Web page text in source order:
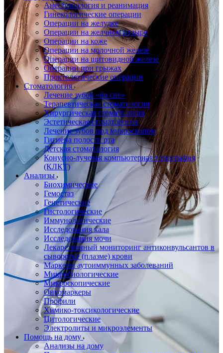
Анестезиология и реанимация
Гинекологические операции
Операции на желудке
Операции на желчном пузыре
Операции на коже
Операции на молочной железе
Операции на щитовидной железе
Операции при грыжах
Проктологические операции
Стоматология
Лечение зубов «во сне»
Терапевтическая стоматология
Хирургическая стоматология
Эстетическая стоматология
Лечение зубов под микроскопом
Гигиена полости рта
Детская стоматология
Конусно-лучевая компьютерная томография
(КЛКТ)
Анализы
Биохимические
Гемостаз
Генетические
Гистологические
Иммунологические
Исследования кала
Исследования мочи
Лекарственный мониторинг антиконвульсантов в
сыворотке (плазме) крови
Маркеры аутоиммунных заболеваний
Микробиологические
Микроскопические
Онкомаркеры
Профили
Химико-токсикологические
Цитологические
Электролиты и микроэлементы
Помощь на дому
Анализы на дому